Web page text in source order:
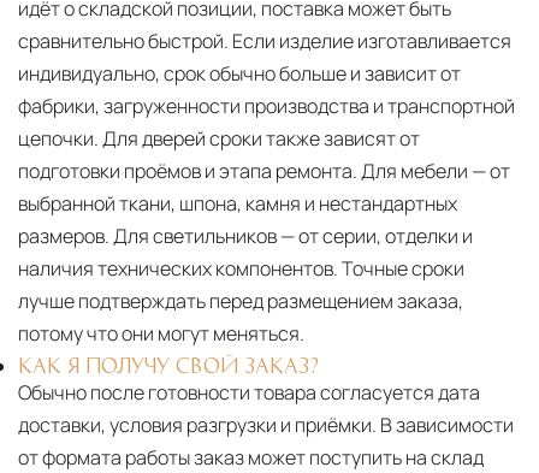
идёт о складской позиции, поставка может быть
сравнительно быстрой. Если изделие изготавливается
индивидуально, срок обычно больше и зависит от
фабрики, загруженности производства и транспортной
цепочки. Для дверей сроки также зависят от
подготовки проёмов и этапа ремонта. Для мебели — от
выбранной ткани, шпона, камня и нестандартных
размеров. Для светильников — от серии, отделки и
наличия технических компонентов. Точные сроки
лучше подтверждать перед размещением заказа,
потому что они могут меняться.
КАК Я ПОЛУЧУ СВОЙ ЗАКАЗ?
Обычно после готовности товара согласуется дата
доставки, условия разгрузки и приёмки. В зависимости
от формата работы заказ может поступить на склад